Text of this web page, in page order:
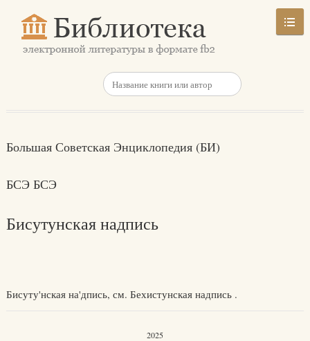
Большая Советская Энциклопедия (БИ)
БСЭ БСЭ
Бисутунская надпись
Бисуту'нская на'дпись, см. Бехистунская надпись .
2025